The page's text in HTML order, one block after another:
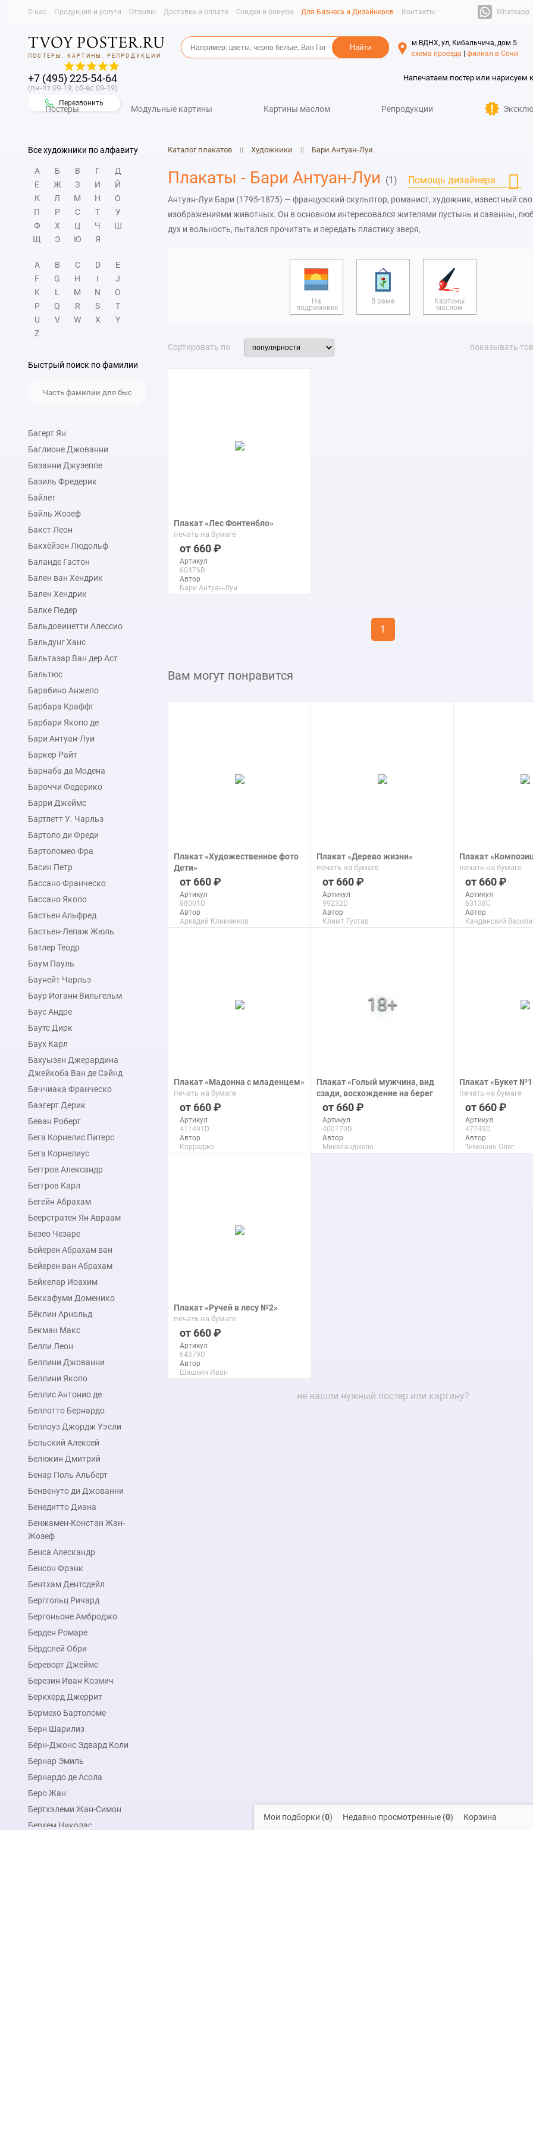
О нас Продукция и услуги Отзывы Доставка и оплата Скидки и бонусы Для Бизнеса и Дизайнеров Контакты Whatsapp
ПОСТЕРЫ, КАРТИНЫ, РЕПРОДУКЦИИ
+7 (495) 225-54-64
(пн-пт 09-19, сб-вс 09-19)
Перезвонить
м.ВДНХ, ул, Кибальчича, дом 5
схема проезда
филиал в Сочи
Напечатаем постер или нарисуем
Постеры Модульные картины Картины маслом Репродукции
Все художники по алфавиту
А Б В Г
Д
Е
Ж З И
Й
К
Л М Н
О
П
Р С Т
У
Ф
Х Ц Ч
Ш
Щ
Э Ю Я
A B C D
E
F
G H I
J
K
L M N
O
P
Q R S
T
U
V W X
Y
Z
Быстрый поиск по фамилии
Багерт Ян
Баглионе Джованни
Базанни Джузеппе
Базиль Фредерик
Байлет
Байль Жозеф
Бакст Леон
Бакхёйзен Людольф
Баланде Гастон
Бален ван Хендрик
Бален Хендрик
Балке Педер
Бальдовинетти Алессио
Бальдунг Ханс
Бальтазар Ван дер Аст
Бальтюс
Барабино Анжело
Барбара Краффт
Барбари Якопо де
Бари Антуан-Луи
Баркер Райт
Барнаба да Модена
Бароччи Федерико
Барри Джеймс
Бартлетт У. Чарльз
Бартоло ди Фреди
Бартоломео Фра
Басин Петр
Бассано Франческо
Бассано Якопо
Бастьен Альфред
Бастьен-Лепаж Жюль
Батлер Теодр
Баум Пауль
Баунейт Чарльз
Баур Иоганн Вильгельм
Баус Андре
Баутс Дирк
Баух Карл
Бахуызен Джерардина
Джейкоба Ван де Сэйнд
Баччиака Франческо
Баэгерт Дерик
Беван Роберт
Бега Корнелис Питерс
Бега Корнелиус
Беггров Александр
Беггров Карл
Бегейн Абрахам
Беерстратен Ян Авраам
Безео Чезаре
Бейерен Абрахам ван
Бейерен ван Абрахам
Бейкелар Иоахим
Беккафуми Доменико
Бёклин Арнольд
Бекман Макс
Белли Леон
Беллини Джованни
Беллини Якопо
Беллис Антонио де
Беллотто Бернардо
Беллоуз Джордж Уэсли
Бельский Алексей
Белюкин Дмитрий
Бенар Поль Альберт
Бенвенуто ди Джованни
Бенедитто Диана
Бенжамен-Констан Жан-
Жозеф
Бенса Алескандр
Бенсон Фрэнк
Бентхам Дентсдейл
Берггольц Ричард
Бергоньоне Амброджо
Берден Ромаре
Бёрдслей Обри
Береворт Джеймс
Березин Иван Козмич
Беркхерд Джеррит
Бермехо Бартоломе
Берн Шарилиз
Бёрн-Джонс Эдвард Коли
Бернар Эмиль
Бернардо де Асола
Беро Жан
Бертхэлеми Жан-Симон
Берхем Николас
Каталог плакатов Художники Бари Антуан-Луи
Плакаты - Бари Антуан-Луи (1) Помощь дизайнера
Антуан-Луи Бари (1795-1875) — французский скульптор, романист, художник, известный
изображениями животных. Он в основном интересовался жителями пустынь и саванны,
дух и вольность, пытался прочитать и передать пластику зверя,
В последние годы автор очень увлекался графикой и акварелью, так же продолжая
животных на фоне природы. Среди его известных картин «Лес в Фонтенбло», «Два ягуара»,
Вы можете купить репродукции картин Антуана-Луи Бари маслом в интернет-магазине Твой
На
подрамнике
В раме Картины
маслом
Сортировать по показывать
Плакат «Лес Фонтенбло»
печать на бумаге
660
Артикул
60476B
Автор
Бари Антуан-Луи
1
Вам могут понравится
Плакат «Художественное фото
Дети»
печать на бумаге
660
Артикул
88001D
Автор
Аркадий Клименков
Плакат «Дерево жизни»
печать на бумаге
660
Артикул
99232D
Автор
Климт Густав
Плакат
печать на бумаге
660
Артикул
63138C
Автор
Кандинский
Плакат «Мадонна с младенцем»
печать на бумаге
660
Артикул
411491D
Автор
Корреджо
Плакат «Голый мужчина, вид
сзади, восхождение на берег
реки после Микеланджело»
печать на бумаге
660
Артикул
400170D
Автор
Микеланджело
Плакат «Букет
печать на бумаге
660
Артикул
47749D
Автор
Тимошин Олег
Плакат «Ручей в лесу №2»
печать на бумаге
660
Артикул
64379D
Автор
Шишкин Иван
не нашли нужный постер или картину?
Мои подборки (0) Недавно просмотренные (0) Корзина